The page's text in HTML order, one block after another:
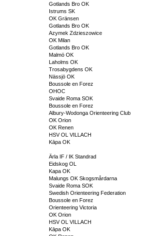
Gotlands Bro OK
Istrums SK
OK Gränsen
Gotlands Bro OK
Azymek Zdzieszowice
OK Milan
Gotlands Bro OK
Malmö OK
Laholms OK
Trosabygdens OK
Nässjö OK
Boussole en Forez
OHOC
Svaide Roma SOK
Boussole en Forez
Albury-Wodonga Orienteering Club
OK Orion
OK Renen
HSV OL VILLACH
Kāpa OK
Ärla IF / IK Standrad
Eidskog OL
Kapa OK
Malungs OK Skogsmårdarna
Svaide Roma SOK
Swedish Orienteering Federation
Boussole en Forez
Orienteering Victoria
OK Orion
HSV OL VILLACH
Kāpa OK